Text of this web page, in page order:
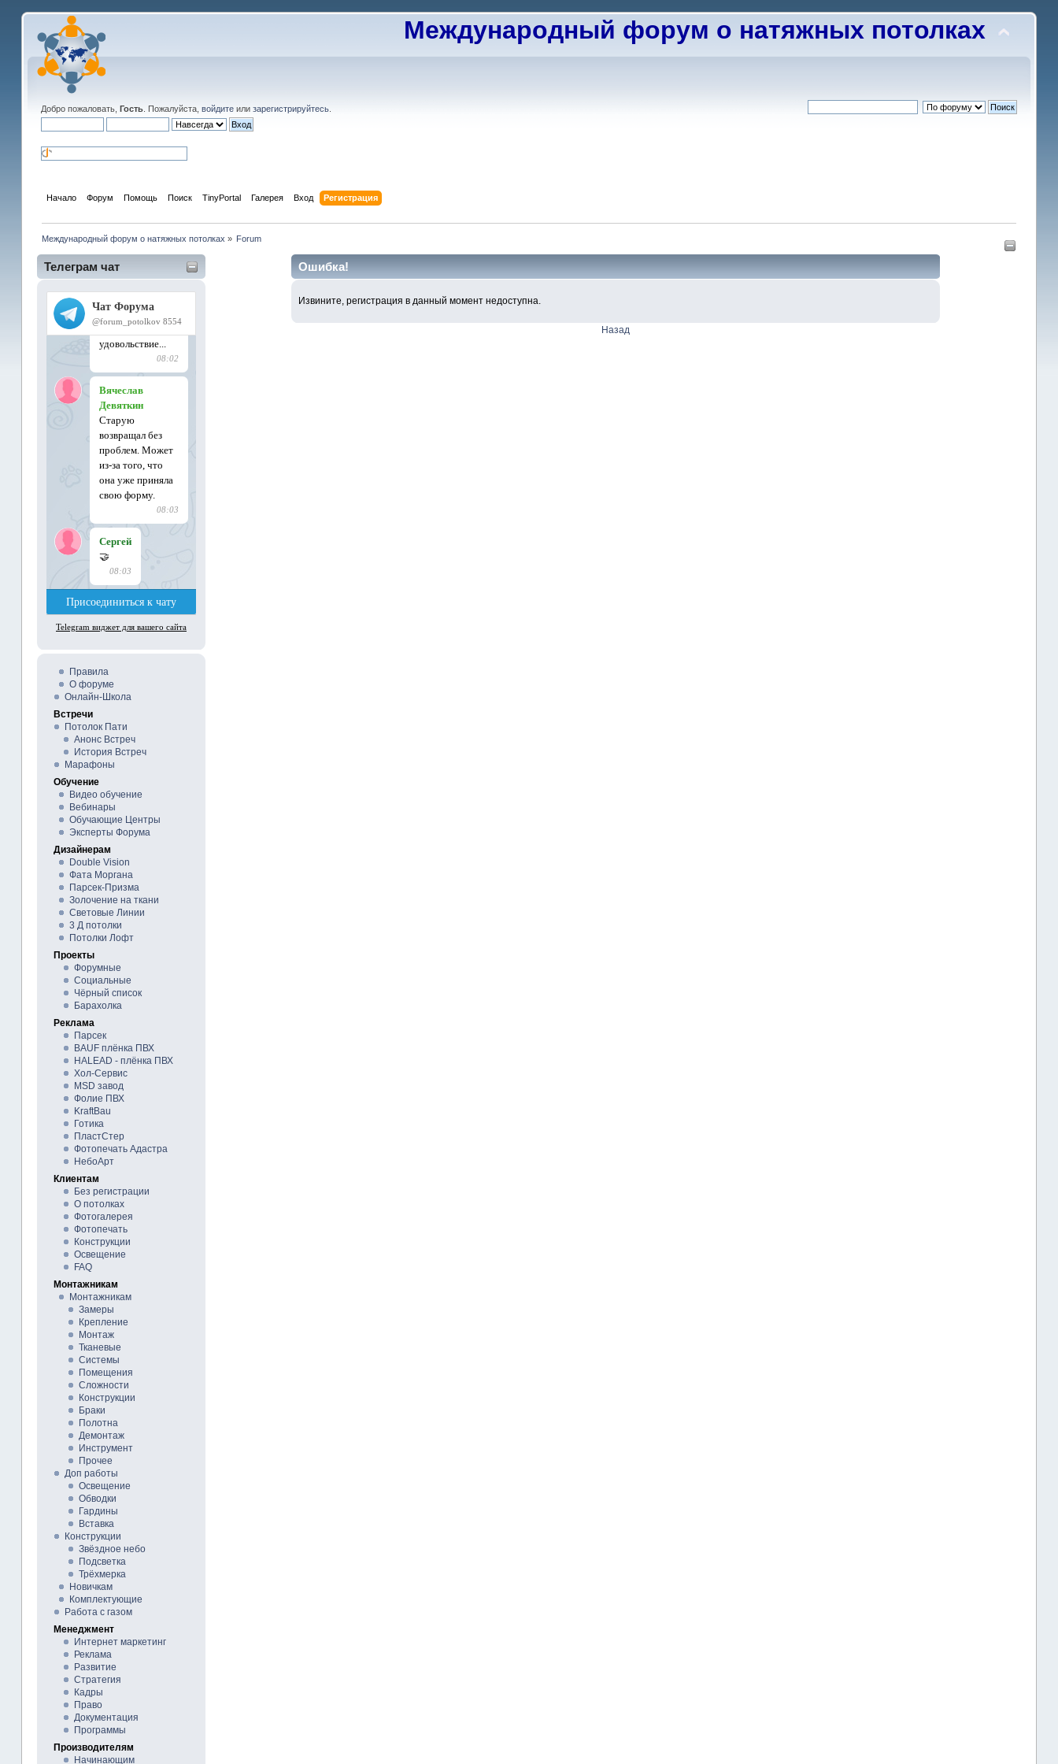
Международный форум о натяжных потолках
Добро пожаловать, Гость. Пожалуйста, войдитеили зарегистрируйтесь.
Начало Форум Помощь Поиск TinyPortal Галерея Вход Регистрация
Международный форум о натяжных потолках » Forum
Телеграм чат
Правила
О форуме
Онлайн-Школа
Встречи
Потолок Пати
Анонс Встреч
История Встреч
Марафоны
Обучение
Видео обучение
Вебинары
Обучающие Центры
Эксперты Форума
Дизайнерам
Double Vision
Фата Моргана
Парсек-Призма
Золочение на ткани
Световые Линии
3 Д потолки
Потолки Лофт
Проекты
Форумные
Социальные
Чёрный список
Барахолка
Реклама
Парсек
BAUF плёнка ПВХ
HALEAD - плёнка ПВХ
Хол-Сервис
MSD завод
Фолие ПВХ
KraftBau
Готика
ПластСтер
Фотопечать Адастра
НебоАрт
Клиентам
Без регистрации
О потолках
Фотогалерея
Фотопечать
Конструкции
Освещение
FAQ
Монтажникам
Монтажникам
Замеры
Крепление
Монтаж
Тканевые
Системы
Помещения
Сложности
Конструкции
Браки
Полотна
Демонтаж
Инструмент
Прочее
Доп работы
Освещение
Обводки
Гардины
Вставка
Конструкции
Звёздное небо
Подсветка
Трёхмерка
Новичкам
Комплектующие
Работа с газом
Менеджмент
Интернет маркетинг
Реклама
Развитие
Стратегия
Кадры
Право
Документация
Программы
Производителям
Начинающим
Ошибка!
Извините, регистрация в данный момент недоступна.
Назад